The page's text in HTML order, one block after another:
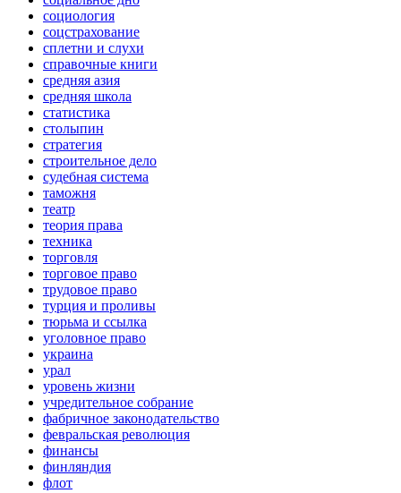
социология
соцстрахование
сплетни и слухи
справочные книги
средняя азия
средняя школа
статистика
столыпин
стратегия
строительное дело
судебная система
таможня
театр
теория права
техника
торговля
торговое право
трудовое право
турция и проливы
тюрьма и ссылка
уголовное право
украина
урал
уровень жизни
учредительное собрание
фабричное законодательство
февральская революция
финансы
финляндия
флот